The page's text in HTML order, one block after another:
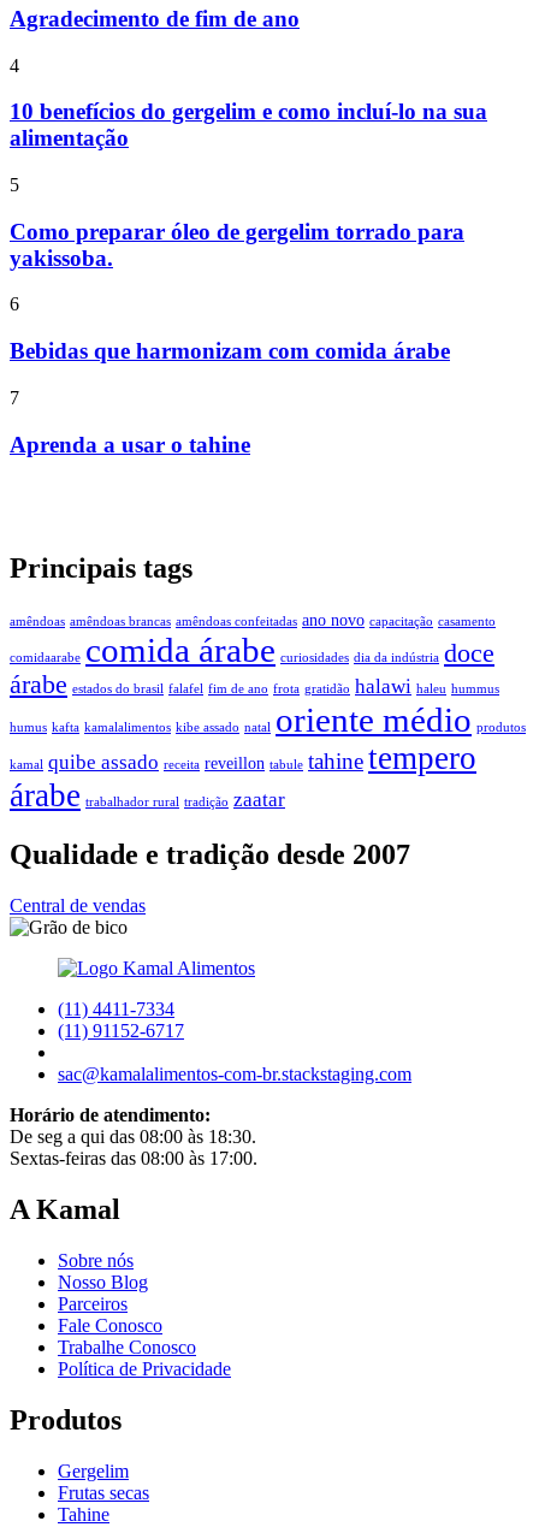
Agradecimento de fim de ano
4
10 benefícios do gergelim e como incluí-lo na sua
alimentação
5
Como preparar óleo de gergelim torrado para
yakissoba.
6
Bebidas que harmonizam com comida árabe
7
Aprenda a usar o tahine
Principais tags
amêndoas amêndoas brancas amêndoas confeitadas ano novo capacitação casamento
comidaarabe comida árabe curiosidades dia da indústria doce
árabe estados do brasil falafel fim de ano frota gratidão halawi haleu hummus
humus kafta kamalalimentos kibe assado natal oriente médio produtos
kamal quibe assado receita reveillon tabule tahinetempero
árabe trabalhador rural tradição zaatar
Qualidade e tradição desde 2007
Central de vendas
(11) 4411-7334
(11) 91152-6717
sac@kamalalimentos-com-br.stackstaging.com
Horário de atendimento:
De seg a qui das 08:00 às 18:30.
Sextas-feiras das 08:00 às 17:00.
A Kamal
Sobre nós
Nosso Blog
Parceiros
Fale Conosco
Trabalhe Conosco
Política de Privacidade
Produtos
Gergelim
Frutas secas
Tahine